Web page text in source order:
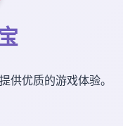
供优质的游戏体验。